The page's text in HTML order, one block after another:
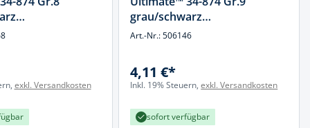
exkl. Versandkosten
grau/schwarz
Nyl.m.Nitrilmikroschaum
Art.-Nr.: 506146
4,11 €*
Inkl. 19% Steuern,exkl. Versandkosten
sofort verfügbar